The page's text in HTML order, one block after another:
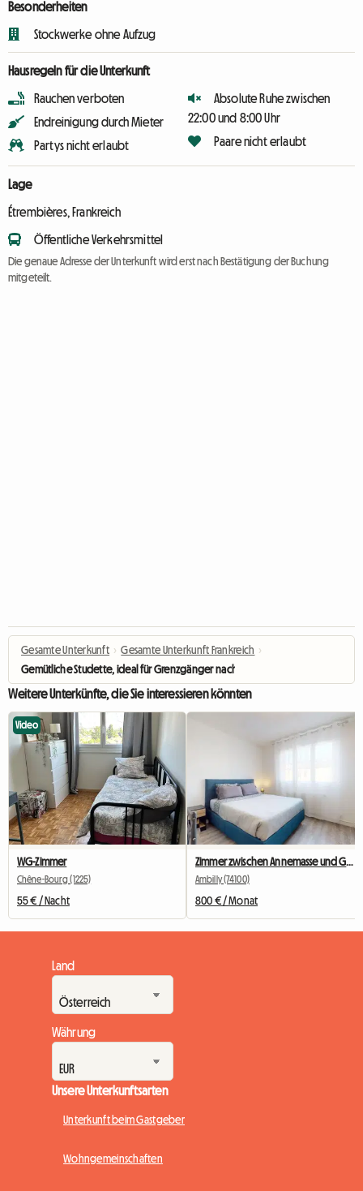
Besonderheiten
Stockwerke ohne Aufzug
Hausregeln für die Unterkunft
Rauchen verboten
Endreinigung durch Mieter
Partys nicht erlaubt
Absolute Ruhe zwischen
22:00 und 8:00 Uhr
Paare nicht erlaubt
Lage
Étrembières, Frankreich
Öffentliche Verkehrsmittel
Die genaue Adresse der Unterkunft wird erst nach Bestätigung der Buchung
mitgeteilt.
Gesamte Unterkunft › Gesamte Unterkunft Frankreich ›
Gemütliche Studette, ideal für Grenzgänger nach Genf
Weitere Unterkünfte, die Sie interessieren könnten
Video
WG-Zimmer
Chêne-Bourg (1225)
55 € / Nacht
Zimmer zwischen Annemasse und Genf zu vermieten
Ambilly (74100)
800 € / Monat
Land
Währung
Unsere Unterkunftsarten
Unterkunft beim Gastgeber
Wohngemeinschaften